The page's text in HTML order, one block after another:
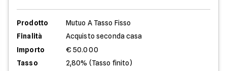
Prodotto
Mutuo A Tasso Fisso
Finalità
Acquisto seconda casa
Importo
€ 50.000
Tasso
2,80% (Tasso finito)